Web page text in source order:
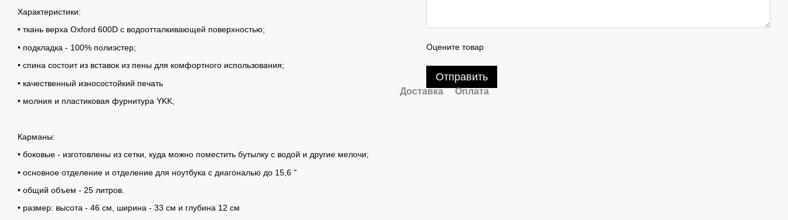
Характеристики:
• ткань верха Oxford 600D с водоотталкивающей поверхностью;
• подкладка - 100% полиэстер;
• спина состоит из вставок из пены для комфортного использования;
• качественный износостойкий печать
• молния и пластиковая фурнитура YKK;
Карманы:
• боковые - изготовлены из сетки, куда можно поместить бутылку с водой и другие мелочи;
• основное отделение и отделение для ноутбука с диагональю до 15,6 "
• общий объем - 25 литров.
• размер: высота - 46 см, ширина - 33 см и глубина 12 см
Оцените товар
Отправить
Доставка Оплата